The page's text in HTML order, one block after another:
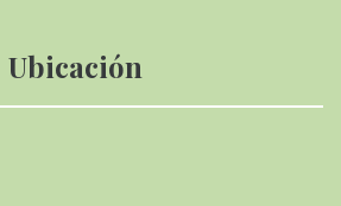
Ubicación